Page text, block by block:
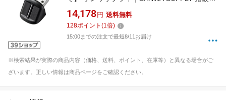
証リーダー USB-A接続 FP-RD3
14,178 円 送料無料
128ポイント (1倍)
15:00までの注文で最短8/11お届け
※検索結果が実際の商品内容（価格、送料、ポイント、在庫等）と異なる場合がご
ざいます。正しい情報は商品ページをご確認ください。